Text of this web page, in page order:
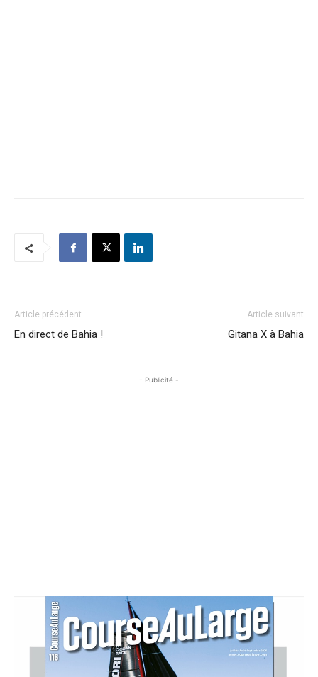
Article précédent
En direct de Bahia !
Article suivant
Gitana X à Bahia
- Publicité -